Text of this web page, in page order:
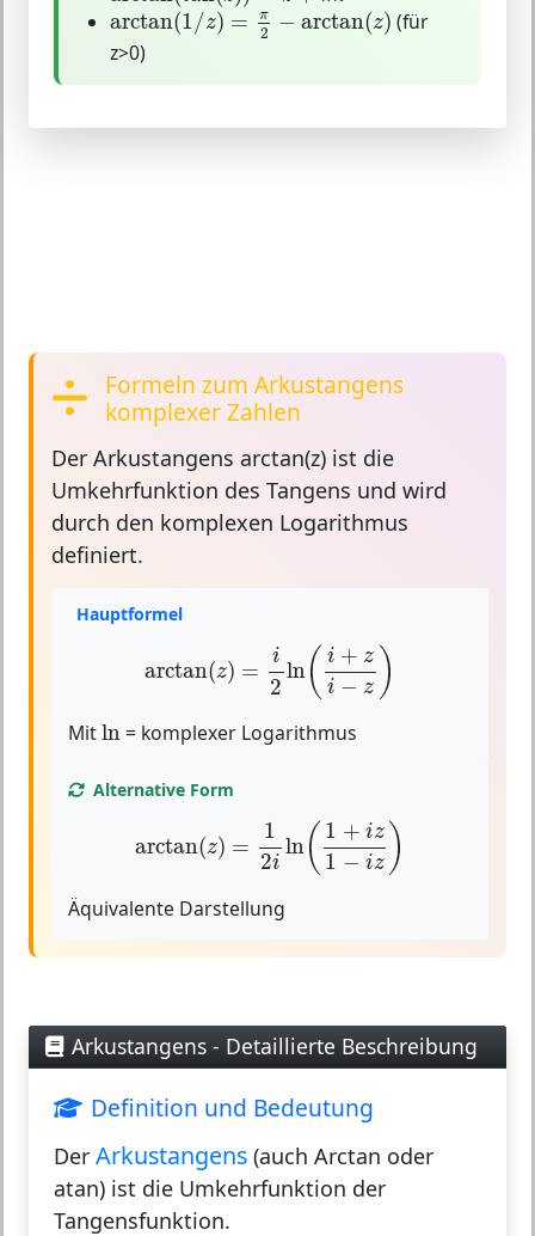
arctan(1/z) = π
2 − arctan(z)
arctan(1/z)=π 2−arctan(z)
(für
z>0)
Formeln zum Arkustangens
komplexer Zahlen
Der Arkustangens arctan(z) ist die
Umkehrfunktion des Tangens und wird
durch den komplexen Logarithmus
definiert.
Hauptformel
arctan(z) =
i
2
ln( i + z
i − z )
2 i+z − z)
Mitln
ln = komplexer Logarithmus
Alternative Form
arctan(z) =
1
2i
ln( 1 + iz
1 − iz )
2 1+ 1 −iz)
Äquivalente Darstellung
Arkustangens - Detaillierte Beschreibung
Definition und Bedeutung
Der Arkustangens (auch Arctan oder
atan) ist die Umkehrfunktion der
Tangensfunktion.